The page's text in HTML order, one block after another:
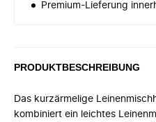
Premium-Lieferung
PRODUKTBESCHREIBUNG
Das kurzärmelige
kombiniert ein leichtes